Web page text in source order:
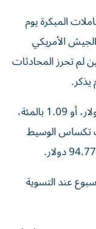
من 1% في التعاملات المبكرة يوم
الجيش الأمريكي
لم تحرز ​المحادثات
وارتفعت العقود الآجلة لخام ‌برنت 1.05 دولار، أو ‌1.09 بالمئة،
غرب تكساس الوسيط
عند التسوية